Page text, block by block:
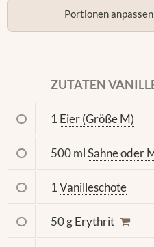
Portionen
ZUTATEN
1 Eier (Größe M)
500 mlSahne oder
1Vanilleschote
50 gErythrit